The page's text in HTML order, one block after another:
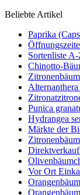
Beliebte Artikel
Paprika
Sortenliste
Chinotto-
Punica
Hydrangea
Märkte der
Vor Ort